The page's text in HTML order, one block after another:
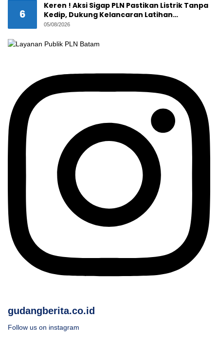
6
Keren ! Aksi Sigap PLN Pastikan Listrik Tanpa
Kedip, Dukung Kelancaran Latihan
Terintegrasi Trimatra 2026 di Dabo Singkep
05/08/2026
gudangberita.co.id
Follow us on instagram